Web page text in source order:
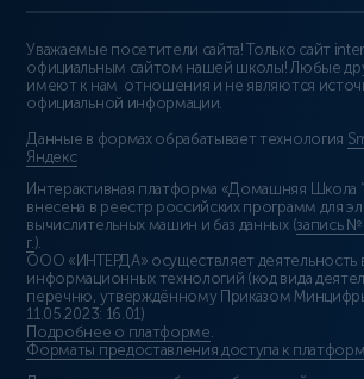
Уважаемые посетители сайта! Только сайт
официальным сайтом нашей школы! Любые
имеют к нам отношения и не являются
официальной информации.
Данные в формах обрабатывает технология
Яндекс
Интерактивная платформа «Домашняя Школа
внесена в реестр российских программ для
вычислительных машин и баз данных (запись №
г.).
ООО «ИНТЕРДА» осуществляет деятельность
информационных технологий (код вида
перечню, утверждённому Приказом
11.05.2023: 16.01)
Подробнее о платформе.
Форматы предоставления доступа к